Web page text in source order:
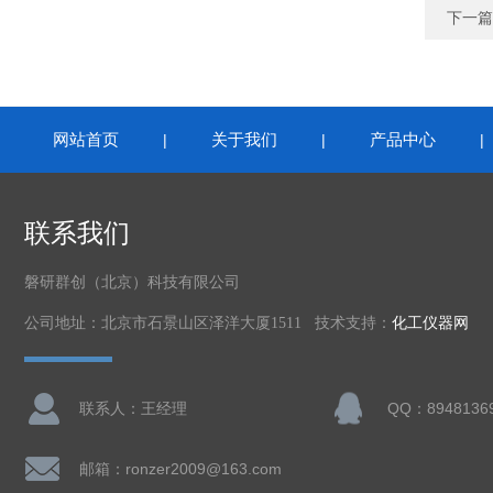
下一
网站首页 | 关于我们 | 产品中心
联系我们
磐研群创（北京）科技有限公司
公司地址：北京市石景山区泽洋大厦1511 技术支持： 化工仪器网
联系人：王经理 QQ：
邮箱：ronzer2009@163.com